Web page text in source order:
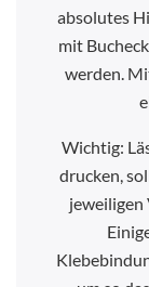
absolutes
mit
werden.
Wichtig:
drucken,
jeweiligen